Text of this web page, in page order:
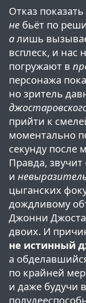
Отказ
небьёт по
алишь
всплеск, и нас
погружают в
персонажа
но зритель
прийти к
моментально
секунду после
Правда, звучит
и
цыганских
дождливому
Джонни
двоих. И
не истинный
а
по крайней
и даже будучи